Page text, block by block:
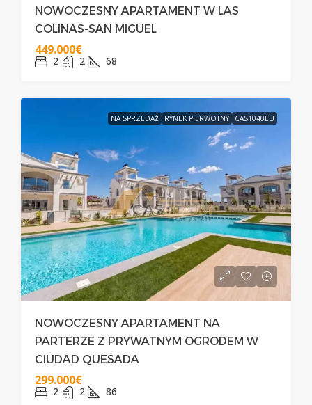
NOWOCZESNY APARTAMENT W LAS
COLINAS-SAN MIGUEL
449.000€
2 2 68
NA SPRZEDAŻ RYNEK PIERWOTNY CAS1040EU
NOWOCZESNY APARTAMENT NA
PARTERZE Z PRYWATNYM OGRODEM W
CIUDAD QUESADA
299.000€
2 2 86